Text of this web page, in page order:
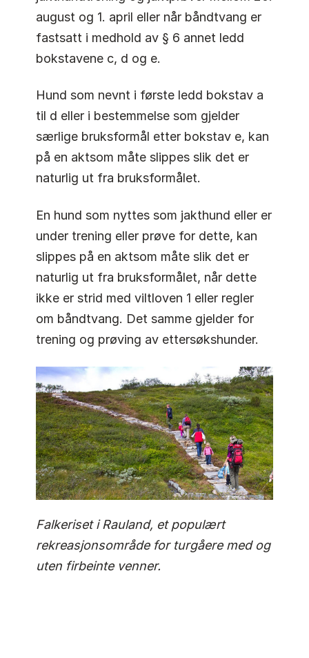
august og 1. april eller når båndtvang er
fastsatt i medhold av § 6 annet ledd
bokstavene c, d og e.
Hund som nevnt i første ledd bokstav a
til d eller i bestemmelse som gjelder
særlige bruksformål etter bokstav e, kan
på en aktsom måte slippes slik det er
naturlig ut fra bruksformålet.
En hund som nyttes som jakthund eller er
under trening eller prøve for dette, kan
slippes på en aktsom måte slik det er
naturlig ut fra bruksformålet, når dette
ikke er strid med viltloven 1 eller regler
om båndtvang. Det samme gjelder for
trening og prøving av ettersøkshunder.
Falkeriset i Rauland, et populært
rekreasjonsområde for turgåere med og
uten firbeinte venner.